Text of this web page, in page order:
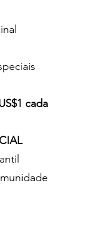
cada